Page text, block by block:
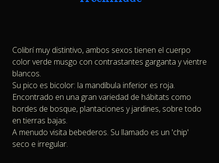
Colibrí muy distintivo, ambos sexos tienen el cuerpo
color verde musgo con contrastantes garganta y vientre
blancos.
Su pico es bicolor: la mandíbula inferior es roja.
Encontrado en una gran variedad de hábitats como
bordes de bosque, plantaciones y jardines, sobre todo
en tierras bajas.
A menudo visita bebederos. Su llamado es un 'chip'
seco e irregular.